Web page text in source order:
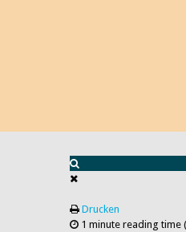
Drucken
1 minute reading time